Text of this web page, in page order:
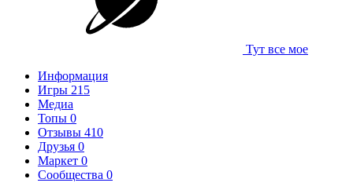
Тут все мое
Информация
Игры 215
Медиа
Топы 0
Отзывы 410
Друзья 0
Маркет 0
Сообщества 0